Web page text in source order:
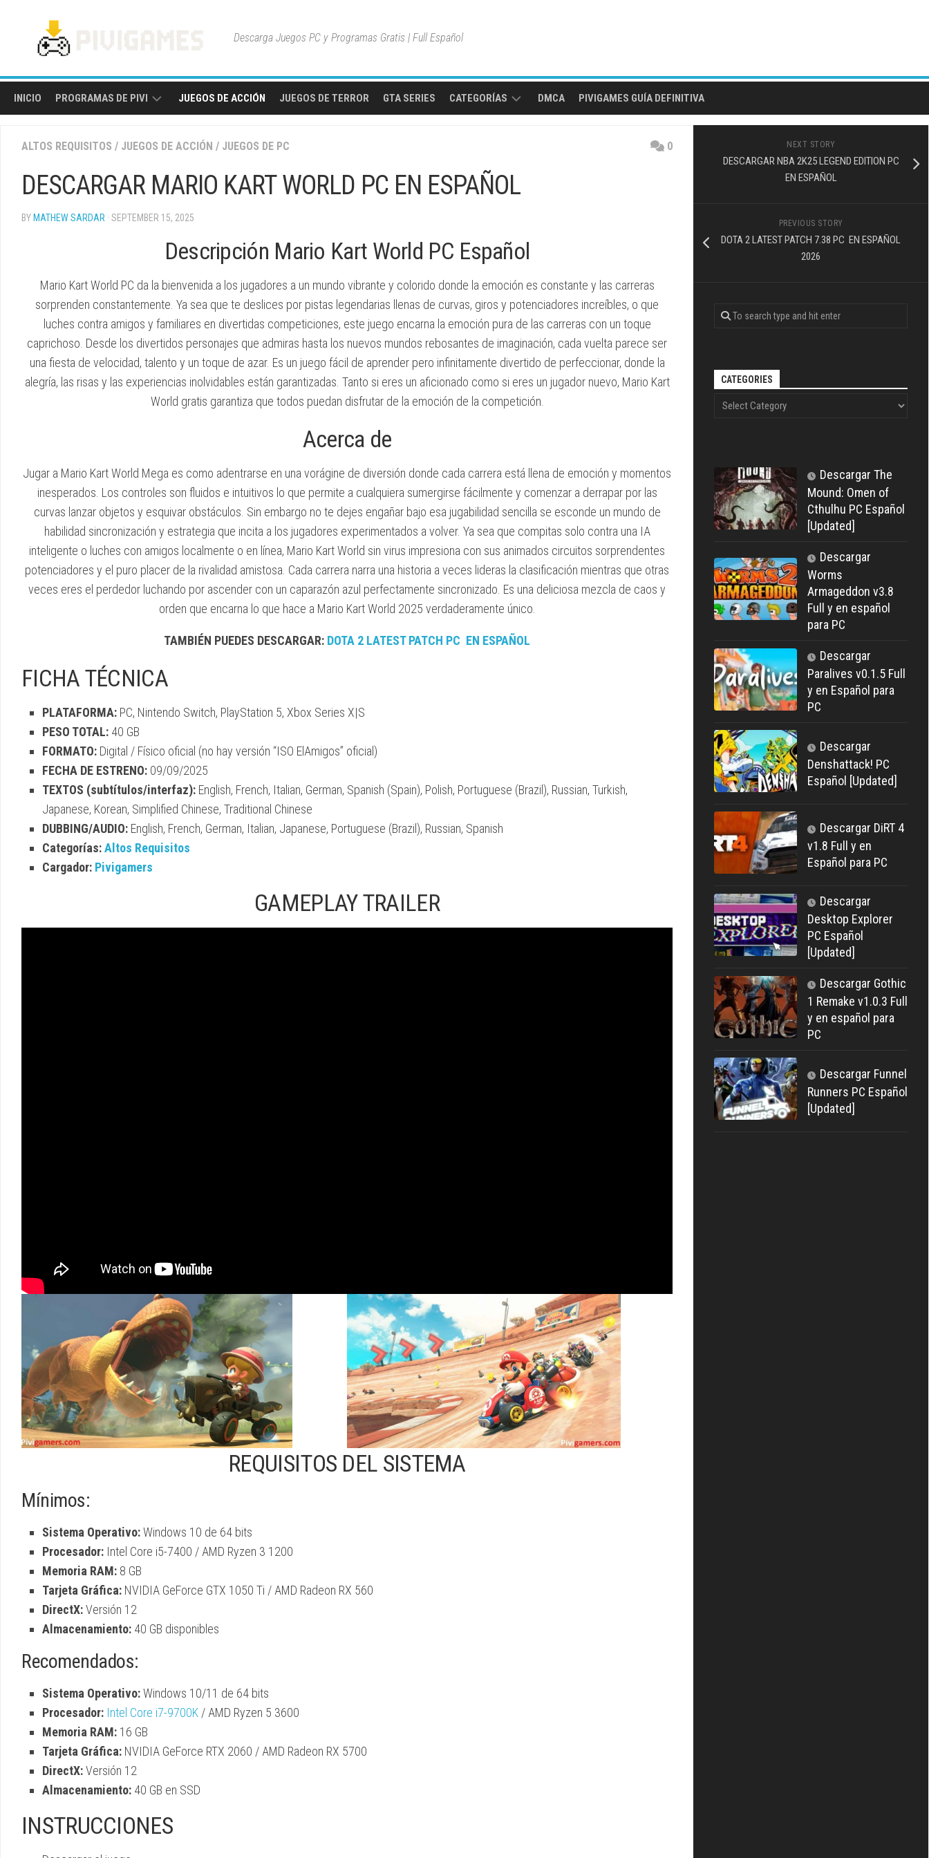
Descarga Juegos PC y Programas Gratis | Full Español
INICIO PROGRAMAS DE PIVI
Y
JUEGOS DE ACCIÓN JUEGOS DE TERROR GTA SERIES CATEGORÍAS
MUNDO
ABIERTO
AVENTURA
DE
ACCIÓN
REQUISITOS
DMCA PIVIGAMES GUÍA DEFINITIVA
ALTOS REQUISITOS / JUEGOS DE ACCIÓN / JUEGOS DE PC 0
DESCARGAR MARIO KART WORLD PC EN ESPAÑOL
BY MATHEW SARDAR · SEPTEMBER 15, 2025
Descripción Mario Kart World PC Español
Mario Kart World PC da la bienvenida a los jugadores a un mundo vibrante y colorido donde la emoción es constante y las carreras
sorprenden constantemente. Ya sea que te deslices por pistas legendarias llenas de curvas, giros y potenciadores increíbles, o que
luches contra amigos y familiares en divertidas competiciones, este juego encarna la emoción pura de las carreras con un toque
caprichoso. Desde los divertidos personajes que admiras hasta los nuevos mundos rebosantes de imaginación, cada vuelta parece ser
una fiesta de velocidad, talento y un toque de azar. Es un juego fácil de aprender pero infinitamente divertido de perfeccionar, donde la
alegría, las risas y las experiencias inolvidables están garantizadas. Tanto si eres un aficionado como si eres un jugador nuevo, Mario Kart
World gratis garantiza que todos puedan disfrutar de la emoción de la competición.
Acerca de
Jugar a Mario Kart World Mega es como adentrarse en una vorágine de diversión donde cada carrera está llena de emoción y momentos
inesperados. Los controles son fluidos e intuitivos lo que permite a cualquiera sumergirse fácilmente y comenzar a derrapar por las
curvas lanzar objetos y esquivar obstáculos. Sin embargo no te dejes engañar bajo esa jugabilidad sencilla se esconde un mundo de
habilidad sincronización y estrategia que incita a los jugadores experimentados a volver. Ya sea que compitas solo contra una IA
inteligente o luches con amigos localmente o en línea, Mario Kart World sin virus impresiona con sus animados circuitos sorprendentes
potenciadores y el puro placer de la rivalidad amistosa. Cada carrera narra una historia a veces lideras la clasificación mientras que otras
veces eres el perdedor luchando por ascender con un caparazón azul perfectamente sincronizado. Es una deliciosa mezcla de caos y
orden que encarna lo que hace a Mario Kart World 2025 verdaderamente único.
TAMBIÉN PUEDES DESCARGAR: DOTA 2 LATEST PATCH PC EN ESPAÑOL
FICHA TÉCNICA
PLATAFORMA: PC, Nintendo Switch, PlayStation 5, Xbox Series X|S
PESO TOTAL: 40 GB
FORMATO: Digital / Físico oficial (no hay versión “ISO ElAmigos” oficial)
FECHA DE ESTRENO: 09/09/2025
TEXTOS (subtítulos/interfaz): English, French, Italian, German, Spanish (Spain), Polish, Portuguese (Brazil), Russian, Turkish,
Japanese, Korean, Simplified Chinese, Traditional Chinese
DUBBING/AUDIO: English, French, German, Italian, Japanese, Portuguese (Brazil), Russian, Spanish
Categorías:Altos Requisitos
Cargador: Pivigamers
GAMEPLAY TRAILER
REQUISITOS DEL SISTEMA
Mínimos:
Sistema Operativo:Windows 10 de 64 bits
Procesador: Intel Core i5-7400 / AMD Ryzen 3 1200
Memoria RAM: 8 GB
Tarjeta Gráfica: NVIDIA GeForce GTX 1050 Ti / AMD Radeon RX 560
DirectX:Versión 12
Almacenamiento: 40 GB disponibles
Recomendados:
Sistema Operativo:Windows 10/11 de 64 bits
Procesador: Intel Core i7-9700K / AMD Ryzen 5 3600
Memoria RAM: 16 GB
Tarjeta Gráfica: NVIDIA GeForce RTX 2060 / AMD Radeon RX 5700
DirectX:Versión 12
Almacenamiento: 40 GB en SSD
INSTRUCCIONES
NEXT STORY
DESCARGAR NBA 2K25 LEGEND EDITION PC
EN ESPAÑOL
PREVIOUS STORY
DOTA 2 LATEST PATCH 7.38 PC EN ESPAÑOL
2026
CATEGORIES
Descargar The
Mound: Omen of
Cthulhu PC Español
[Updated]
Descargar
Worms
Armageddon v3.8
Full y en español
para PC
Descargar
Paralives v0.1.5 Full
y en Español para
PC
Descargar
Denshattack! PC
Español [Updated]
Descargar DiRT 4
v1.8 Full y en
Español para PC
Descargar
Desktop Explorer
PC Español
[Updated]
Descargar Gothic
1 Remake v1.0.3 Full
y en español para
PC
Descargar Funnel
Runners PC Español
[Updated]